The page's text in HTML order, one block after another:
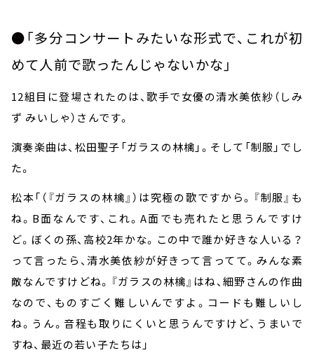
●「多分コンサートみたいな形式で、これが初
めて人前で歌ったんじゃないかな」
12組目に登場されたのは、歌手で女優の清水美依紗（しみ
ず みいしゃ）さんです。
演奏楽曲は、松田聖子「ガラスの林檎」。そして「制服」でし
た。
松本「（『ガラスの林檎』）は究極の歌ですから。『制服』も
ね。 B面なんです、これ。A面でも売れたと思うんですけ
ど。ぼくの孫、高校2年かな。この中で誰か好きな人いる？
って言ったら、清水美依紗が好きって言ってて。みんな素
敵なんですけどね。『ガラスの林檎』はね、細野さんの作曲
なので、ものすごく難しいんですよ。コードも難しいし
ね。うん。音程も取りにくいと思うんですけど、うまいで
すね、最近の若い子たちは」